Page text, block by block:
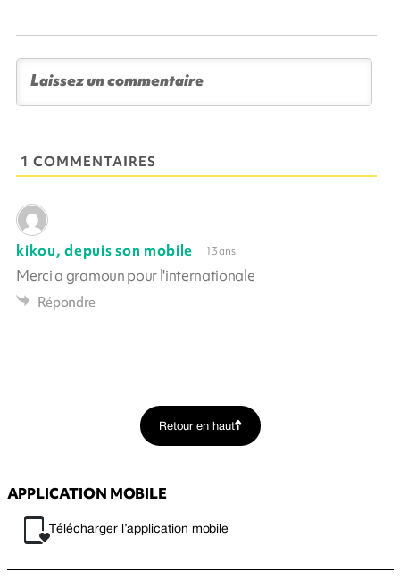
1 COMMENTAIRES
kikou, depuis son mobile 13 ans
Merci a gramoun pour l'internationale
Répondre
Retour en haut
APPLICATION MOBILE
Télécharger l’application mobile